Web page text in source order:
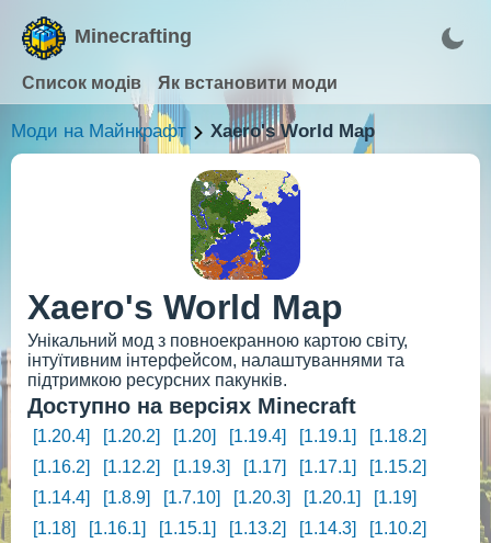
Minecrafting
Список модів Як встановити моди
Моди на Майнкрафт Xaero's World Map
Xaero's World Map
Унікальний мод з повноекранною картою світу,
інтуїтивним інтерфейсом, налаштуваннями та
підтримкою ресурсних пакунків.
Доступно на версіях Minecraft
[1.20.4] [1.20.2] [1.20] [1.19.4] [1.19.1]
[1.18.2]
[1.16.2]
[1.12.2] [1.19.3] [1.17] [1.17.1]
[1.15.2]
[1.14.4]
[1.8.9] [1.7.10] [1.20.3] [1.20.1]
[1.19]
[1.18]
[1.16.1] [1.15.1] [1.13.2] [1.14.3]
[1.10.2]